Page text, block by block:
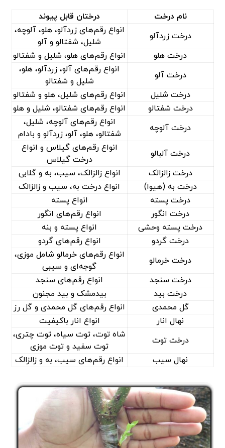
نام درخت
درختان قابل پیوند
درخت زردآلو
انواع رقم‌های زردآلو، هلو، آلوچه،
شلیل، شفتالو و آلو
درخت هلو
انواع رقم‌های هلو، شلیل و شفتالو
درخت آلو
انواع رقم‌های آلو، زردآلو، هلو،
شلیل و شفتالو
درخت شلیل
انواع رقم‌های شلیل، هلو و شفتالو
درخت شفتالو
انواع رقم‌های شفتالو، شلیل و هلو
درخت آلوچه
انواع رقم‌های آلوچه، شلیل،
شفتالو، هلو، آلو، زردآلو و بادام
درخت آلبالو
انواع رقم‌های گیلاس و انواع
درخت گیلاس
درخت زالزالک
انواع زالزالک، سیب، به و گلابی
درخت به (هیوا)
انواع درخت به، سیب و زالزالک
درخت پسته
انواع پسته
درخت انگور
انواع رقم‌های انگور
درخت پسته وحشی
انواع پسته و بنه
درخت گردو
انواع رقم‌های گردو
درخت خرمالو
انواع رقم‌های خرمالو شامل موزی،
گوجه‌ای و سیبی
درخت سنجد
انواع رقم‌های سنجد
درخت بید
بیدمشک و بید مجنون
گل محمدی
انواع رقم‌های گل محمدی و گل رز
نهال انار
انواع انار باکیفیت
درخت توت
شاه توت، توت سیاه، توت چتری،
توت سفید و توت موزی
نهال سیب
انواع رقم‌های سیب، به و زالزالک